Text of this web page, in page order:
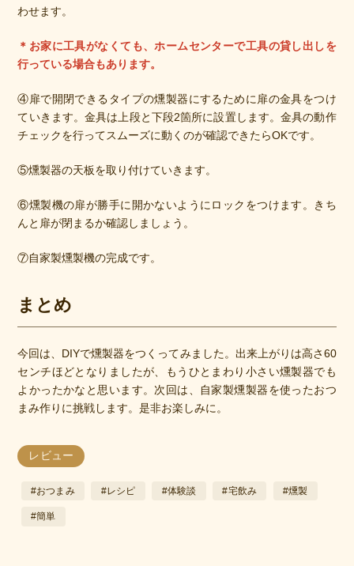
わせます。
＊お家に工具がなくても、ホームセンターで工具の貸し出しを
行っている場合もあります。
④扉で開閉できるタイプの燻製器にするために扉の金具をつけ
ていきます。金具は上段と下段2箇所に設置します。金具の動作
チェックを行ってスムーズに動くのが確認できたらOKです。
⑤燻製器の天板を取り付けていきます。
⑥燻製機の扉が勝手に開かないようにロックをつけます。きち
んと扉が閉まるか確認しましょう。
⑦自家製燻製機の完成です。
まとめ
今回は、DIYで燻製器をつくってみました。出来上がりは高さ60
センチほどとなりましたが、もうひとまわり小さい燻製器でも
よかったかなと思います。 次回は、自家製燻製器を使ったおつ
まみ作りに挑戦します。是非お楽しみに。
レビュー
#おつまみ #レシピ #体験談 #宅飲み #燻製
#簡単